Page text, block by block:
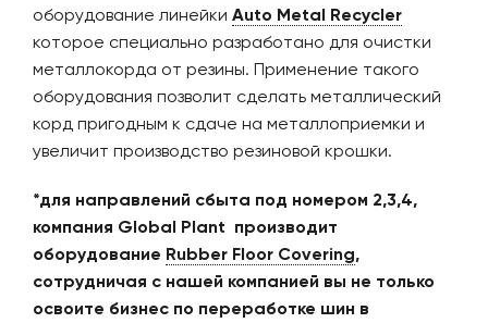
оборудование линейки Auto Metal Recycler
которое специально разработано для очистки
металлокорда от резины. Применение такого
оборудования позволит сделать металлический
корд пригодным к сдаче на металлоприемки и
увеличит производство резиновой крошки.
*для направлений сбыта под номером 2,3,4,
компания Global Plant производит
оборудование Rubber Floor Covering,
сотрудничая с нашей компанией вы не только
освоите бизнес по переработке шин в